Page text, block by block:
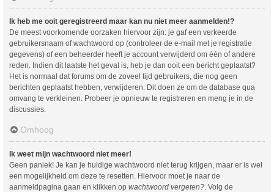
Ik heb me ooit geregistreerd maar kan nu niet meer aanmelden!?
De meest voorkomende oorzaken hiervoor zijn: je gaf een verkeerde
gebruikersnaam of wachtwoord op (controleer de e-mail met je registratie
gegevens) of een beheerder heeft je account verwijderd om één of andere
reden. Indien dit laatste het geval is, heb je dan ooit een bericht geplaatst?
Het is normaal dat forums om de zoveel tijd gebruikers, die nog geen
berichten geplaatst hebben, verwijderen. Dit doen ze om de database qua
omvang te verkleinen. Probeer je opnieuw te registreren en meng je in de
discussies.
Omhoog
Ik weet mijn wachtwoord niet meer!
Geen paniek! Je kan je huidige wachtwoord niet terug krijgen, maar er is wel
een mogelijkheid om deze te resetten. Hiervoor moet je naar de
aanmeldpagina gaan en klikken op wachtwoord vergeten? . Volg de